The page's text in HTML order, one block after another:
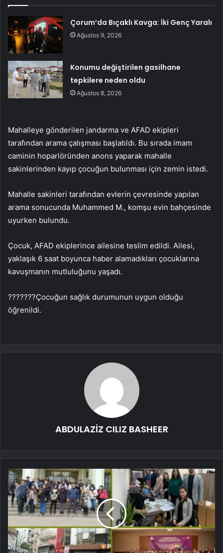
Çorum’da Bıçaklı Kavga: İki Genç Yaralı
Ağustos 9, 2026
Konumu değiştirilen gasilhane
tepkilere neden oldu
Ağustos 8, 2026
Mahalleye gönderilen jandarma ve AFAD ekipleri
tarafından arama çalışması başlatıldı. Bu sırada imam
caminin hoparlöründen anons yaparak mahalle
sakinlerinden kayıp çocuğun bulunması için zemin istedi.
Mahalle sakinleri tarafından evlerin çevresinde yapılan
arama sonucunda Muhammed M., komşu evin bahçesinde
uyurken bulundu.
Çocuk, AFAD ekiplerince ailesine teslim edildi. Ailesi,
yaklaşık 6 saat boyunca haber alamadıkları çocuklarına
kavuşmanın mutluluğunu yaşadı.
???????Çocuğun sağlık durumunun uygun olduğu
öğrenildi.
ABDULAZİZ CILIZ BASHEER